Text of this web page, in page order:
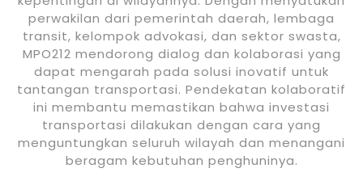
perwakilan dari pemerintah daerah, lembaga
transit, kelompok advokasi, dan sektor swasta,
MPO212 mendorong dialog dan kolaborasi yang
dapat mengarah pada solusi inovatif untuk
tantangan transportasi. Pendekatan kolaboratif
ini membantu memastikan bahwa investasi
transportasi dilakukan dengan cara yang
menguntungkan seluruh wilayah dan menangani
beragam kebutuhan penghuninya.